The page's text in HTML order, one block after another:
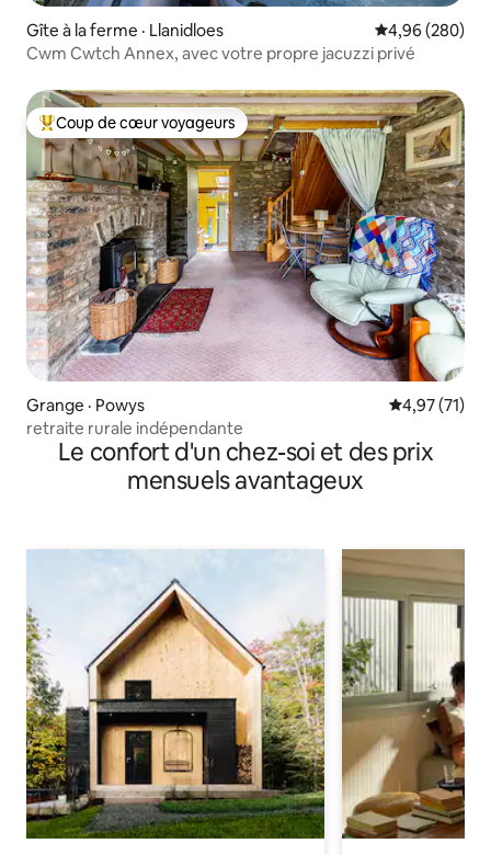
Gîte à la ferme · Llanidloes Note
4,96 (280)
Cwm Cwtch Annex, avec votre propre jacuzzi privé
Coup de cœur voyageurs parmi les plus aimés
Coup de cœur voyageurs
Grange · Powys Note
4,97 (71)
retraite rurale indépendante
Le confort d'un chez-soi et des prix
mensuels avantageux